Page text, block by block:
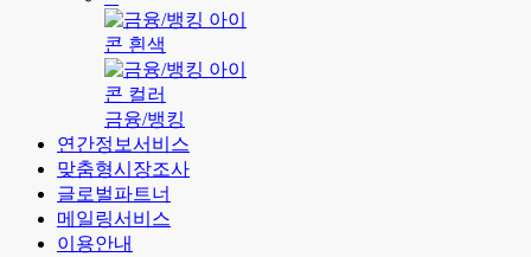
금융/뱅킹
연간정보서비스
맞춤형시장조사
글로벌파트너
메일링서비스
이용안내